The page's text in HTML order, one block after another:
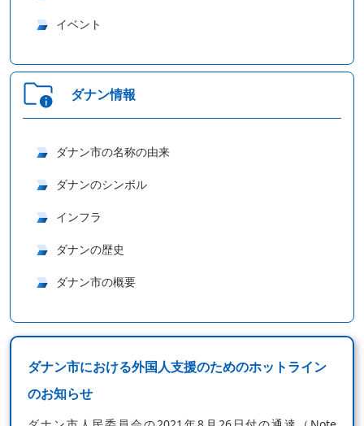
イベント
ダナン情報
ダナン市の名称の由来
ダナンのシンボル
インフラ
ダナンの歴史
ダナン市の概要
ダナン市における外国人支援のためのホットライン
のお知らせ